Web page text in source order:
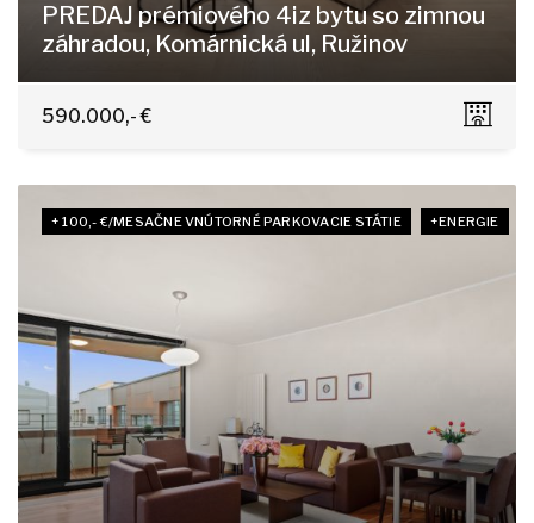
PREDAJ prémiového 4iz bytu so zimnou
záhradou, Komárnická ul, Ružinov
Komárnická, Bratislava - Ružinov
590.000,- €
+ 100,- €/MESAČNE VNÚTORNÉ PARKOVACIE STÁTIE +ENERGIE